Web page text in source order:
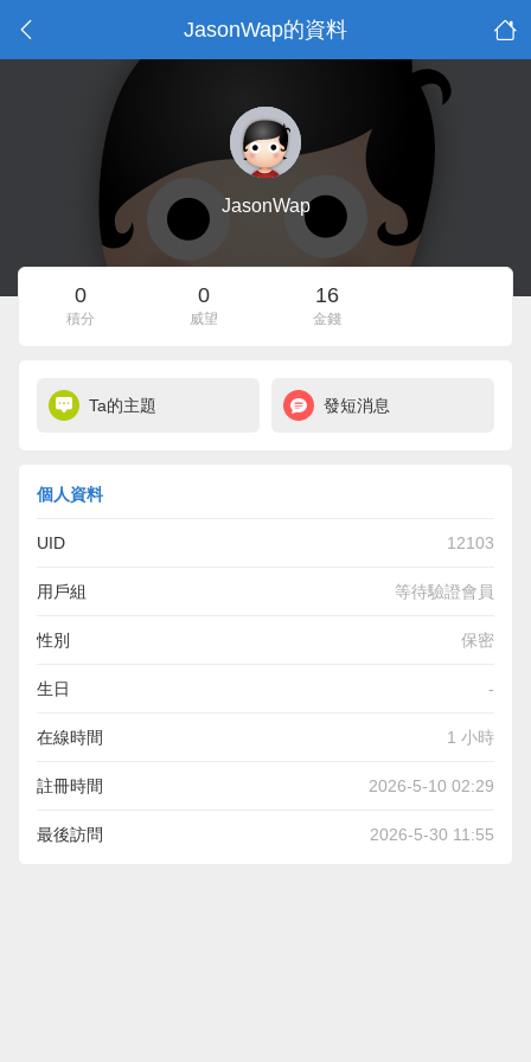
JasonWap的資料
JasonWap
0
積分
0
威望
16
金錢
Ta的主題 發短消息
個人資料
UID 12103
用戶組 等待驗證會員
性別 保密
生日 -
在線時間 1 小時
註冊時間 2026-5-10 02:29
最後訪問 2026-5-30 11:55